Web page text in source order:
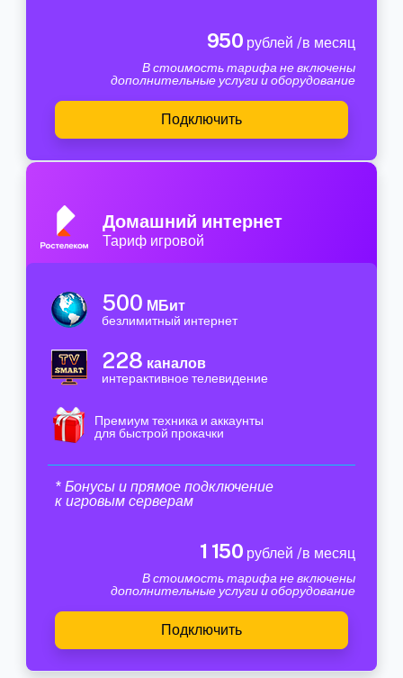
950 рублей /в месяц
В стоимость тарифа не включены
дополнительные услуги и оборудование
Подключить
Домашний интернет
Тариф игровой
500 МБит
безлимитный интернет
228 каналов
интерактивное телевидение
Премиум техника и аккаунты
для быстрой прокачки
* Бонусы и прямое подключение
к игровым серверам
1 150 рублей /в месяц
В стоимость тарифа не включены
дополнительные услуги и оборудование
Подключить